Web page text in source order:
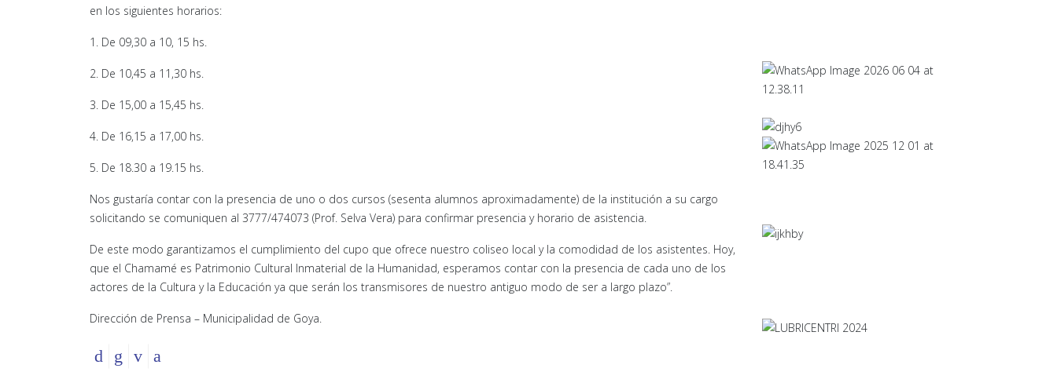
en los siguientes horarios:
1. De 09,30 a 10, 15 hs.
2. De 10,45 a 11,30 hs.
3. De 15,00 a 15,45 hs.
4. De 16,15 a 17,00 hs.
5. De 18.30 a 19.15 hs.
Nos gustaría contar con la presencia de uno o dos cursos (sesenta alumnos aproximadamente) de la institución a su cargo
solicitando se comuniquen al 3777/474073 (Prof. Selva Vera) para confirmar presencia y horario de asistencia.
De este modo garantizamos el cumplimiento del cupo que ofrece nuestro coliseo local y la comodidad de los asistentes. Hoy,
que el Chamamé es Patrimonio Cultural Inmaterial de la Humanidad, esperamos contar con la presencia de cada uno de los
actores de la Cultura y la Educación ya que serán los transmisores de nuestro antiguo modo de ser a largo plazo”.
Dirección de Prensa – Municipalidad de Goya.